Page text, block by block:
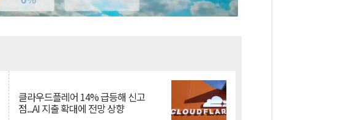
클라우드플레어 14% 급등해 신고
점...AI 지출 확대에 전망 상향